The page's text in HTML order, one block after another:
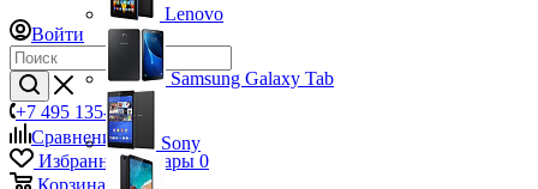
Войти
+7 495 135-39-43
Сравнение0
Избранные товары 0
Корзина
Lenovo
Samsung Galaxy Tab
Sony